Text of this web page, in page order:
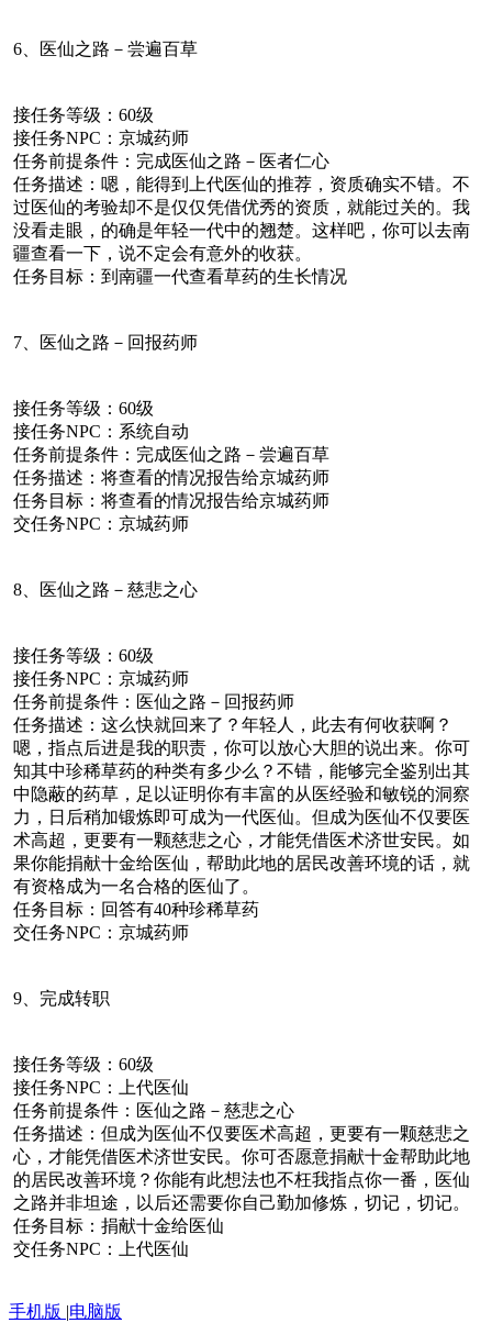
6、医仙之路－尝遍百草
接任务等级：60级
接任务NPC：京城药师
任务前提条件：完成医仙之路－医者仁心
任务描述：嗯，能得到上代医仙的推荐，资质确实不错。不
过医仙的考验却不是仅仅凭借优秀的资质，就能过关的。我
没看走眼，的确是年轻一代中的翘楚。这样吧，你可以去南
疆查看一下，说不定会有意外的收获。
任务目标：到南疆一代查看草药的生长情况
7、医仙之路－回报药师
接任务等级：60级
接任务NPC：系统自动
任务前提条件：完成医仙之路－尝遍百草
任务描述：将查看的情况报告给京城药师
任务目标：将查看的情况报告给京城药师
交任务NPC：京城药师
8、医仙之路－慈悲之心
接任务等级：60级
接任务NPC：京城药师
任务前提条件：医仙之路－回报药师
任务描述：这么快就回来了？年轻人，此去有何收获啊？
嗯，指点后进是我的职责，你可以放心大胆的说出来。你可
知其中珍稀草药的种类有多少么？不错，能够完全鉴别出其
中隐蔽的药草，足以证明你有丰富的从医经验和敏锐的洞察
力，日后稍加锻炼即可成为一代医仙。但成为医仙不仅要医
术高超，更要有一颗慈悲之心，才能凭借医术济世安民。如
果你能捐献十金给医仙，帮助此地的居民改善环境的话，就
有资格成为一名合格的医仙了。
任务目标：回答有40种珍稀草药
交任务NPC：京城药师
9、完成转职
接任务等级：60级
接任务NPC：上代医仙
任务前提条件：医仙之路－慈悲之心
任务描述：但成为医仙不仅要医术高超，更要有一颗慈悲之
心，才能凭借医术济世安民。你可否愿意捐献十金帮助此地
的居民改善环境？你能有此想法也不枉我指点你一番，医仙
之路并非坦途，以后还需要你自己勤加修炼，切记，切记。
任务目标：捐献十金给医仙
交任务NPC：上代医仙
手机版 |电脑版